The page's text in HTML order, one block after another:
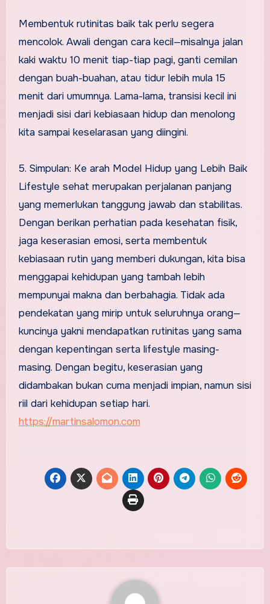
Membentuk rutinitas baik tak perlu segera
mencolok. Awali dengan cara kecil—misalnya jalan
kaki waktu 10 menit tiap-tiap pagi, ganti cemilan
dengan buah-buahan, atau tidur lebih mula 15
menit dari umumnya. Lama-lama, transisi kecil ini
menjadi sisi dari kebiasaan hidup dan menolong
kita sampai keselarasan yang diingini.
5. Simpulan: Ke arah Model Hidup yang Lebih Baik
Lifestyle sehat merupakan perjalanan panjang
yang memerlukan tanggung jawab dan stabilitas.
Dengan berikan perhatian pada kesehatan fisik,
jaga keserasian emosi, serta membentuk
kebiasaan rutin yang memberi dukungan, kita bisa
menggapai kehidupan yang tambah lebih
mempunyai makna dan berbahagia. Tidak ada
pendekatan yang mirip untuk seluruhnya orang—
kuncinya yakni mendapatkan rutinitas yang sama
dengan kepentingan serta lifestyle masing-
masing. Dengan begitu, keserasian yang
didambakan bukan cuma menjadi impian, namun sisi
riil dari kehidupan setiap hari.
https://martinsalomon.com